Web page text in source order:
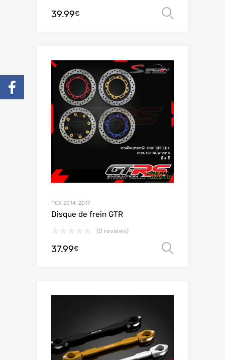
39.99€
PCX 2014-2017
Disque de frein GTR
(0 reviews)
37.99€